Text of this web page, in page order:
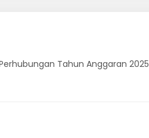
Tahun Anggaran 2025